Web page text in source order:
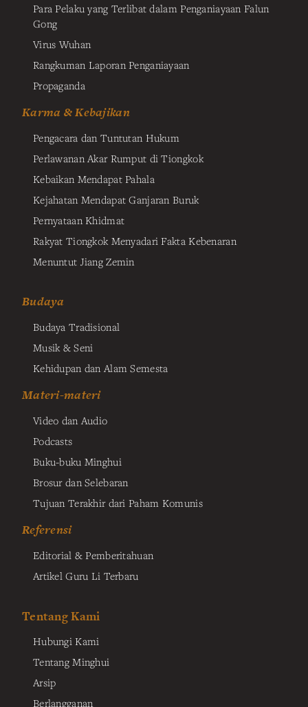
Para Pelaku yang Terlibat dalam Penganiayaan Falun
Gong
Virus Wuhan
Rangkuman Laporan Penganiayaan
Propaganda
Karma & Kebajikan
Pengacara dan Tuntutan Hukum
Perlawanan Akar Rumput di Tiongkok
Kebaikan Mendapat Pahala
Kejahatan Mendapat Ganjaran Buruk
Pernyataan Khidmat
Rakyat Tiongkok Menyadari Fakta Kebenaran
Menuntut Jiang Zemin
Budaya
Budaya Tradisional
Musik & Seni
Kehidupan dan Alam Semesta
Materi-materi
Video dan Audio
Podcasts
Buku-buku Minghui
Brosur dan Selebaran
Tujuan Terakhir dari Paham Komunis
Referensi
Editorial & Pemberitahuan
Artikel Guru Li Terbaru
Tentang Kami
Hubungi Kami
Tentang Minghui
Arsip
Berlangganan